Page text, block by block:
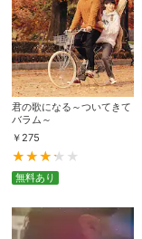
君の歌になる～ついてきて
バラム～
￥ 275
無料あり